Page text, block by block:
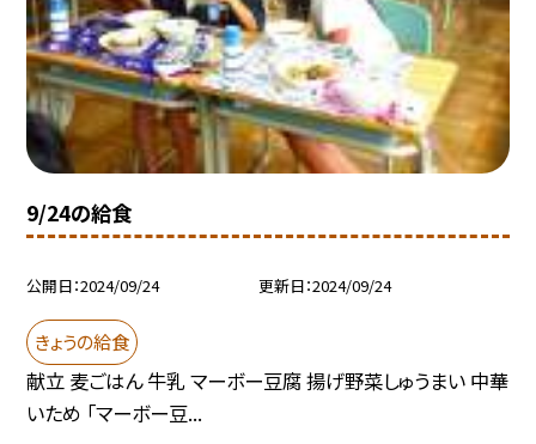
9/24の給食
公開日 2024/09/24 更新日 2024/09/24
きょうの給食
献立 麦ごはん 牛乳 マーボー豆腐 揚げ野菜しゅうまい 中華
いため 「マーボー豆...